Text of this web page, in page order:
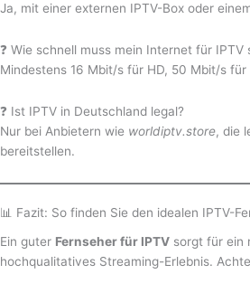
Ja, mit einer externen IPTV-Box oder
❓ Wie schnell muss mein Internet für IPTV
Mindestens 16 Mbit/s für HD, 50 Mbit/s für
❓ Ist IPTV in Deutschland legal?
Nur bei Anbietern wie worldiptv.store, die
bereitstellen.
📊 Fazit: So finden Sie den idealen IPTV-
Ein guter Fernseher für IPTV sorgt für ein
hochqualitatives Streaming-Erlebnis.